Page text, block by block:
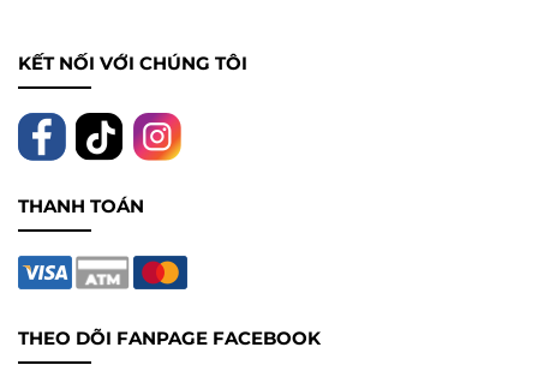
KẾT NỐI VỚI CHÚNG TÔI
THANH TOÁN
THEO DÕI FANPAGE FACEBOOK